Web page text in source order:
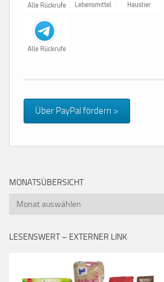
Über PayPal fördern >
MONATSÜBERSICHT
Monatsübersicht
LESENSWERT – EXTERNER LINK